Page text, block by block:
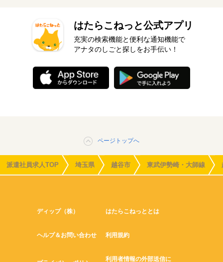
はたらこねっと公式アプリ
充実の検索機能と便利な通知機能で
アナタのしごと探しをお手伝い！
ページトップへ
派遣社員求人TOP 埼玉県 越谷市 東武伊勢崎・大師線
ディップ（株） はたらこねっととは
ヘルプ＆お問い合わせ 利用規約
利用者情報の外部送信に